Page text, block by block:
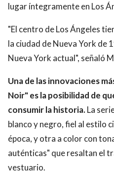
lugar íntegramente en Los
"El centro de Los Ángeles
la ciudad de Nueva York de
Nueva York actual", señaló
Una de las innovaciones
Noir" es la posibilidad de
consumir la historia.La
blanco y negro, fiel al estilo
época, y otra a color con
auténticas" que resaltan el
vestuario.